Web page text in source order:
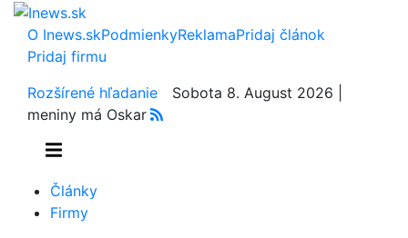
O Inews.skPodmienkyReklamaPridaj článok
Pridaj firmu
Rozšírené hľadanie
Sobota 8. August 2026 |
meniny má Oskar
Články
Firmy